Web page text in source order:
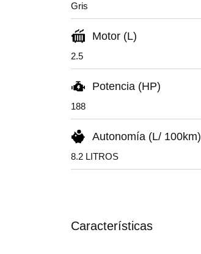
Gris
Motor (L)
2.5
Potencia (HP)
188
Autonomía (L/ 100km)
8.2 LITROS
Características